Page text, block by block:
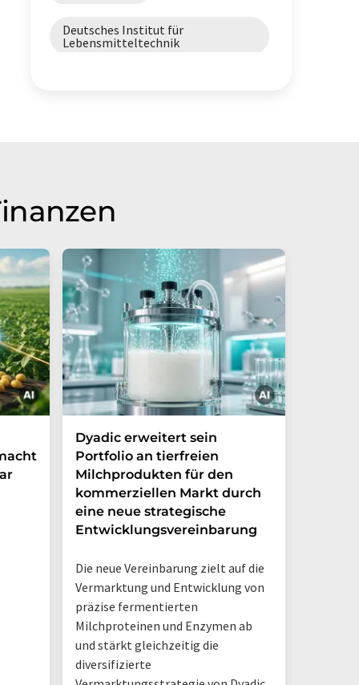
Deutsches Institut für
Lebensmitteltechnik
Dyadic erweitert sein
Portfolio an tierfreien
Milchprodukten für den
kommerziellen Markt durch
eine neue strategische
Entwicklungsvereinbarung
Die neue Vereinbarung zielt auf die
Vermarktung und Entwicklung von
präzise fermentierten
Milchproteinen und Enzymen ab
und stärkt gleichzeitig die
diversifizierte